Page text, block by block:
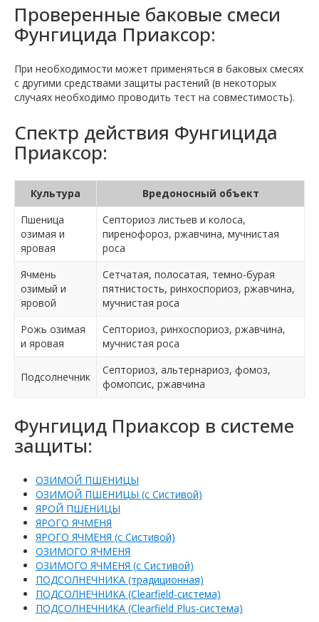
Проверенные баковые смеси
Фунгицида Приаксор:
При необходимости может применяться в баковых смесях
с другими средствами защиты растений (в некоторых
случаях необходимо проводить тест на совместимость).
Спектр действия Фунгицида
Приаксор:
Культура
Вредоносный объект
Пшеница
озимая и
яровая
Септориоз листьев и колоса,
пиренофороз, ржавчина, мучнистая
роса
Ячмень
озимый и
яровой
Сетчатая, полосатая, темно-бурая
пятнистость, ринхоспориоз, ржавчина,
мучнистая роса
Рожь озимая
и яровая
Септориоз, ринхоспориоз, ржавчина,
мучнистая роса
Подсолнечник
Септориоз, альтернариоз, фомоз,
фомопсис, ржавчина
Фунгицид Приаксор в системе
защиты:
ОЗИМОЙ ПШЕНИЦЫ
ОЗИМОЙ ПШЕНИЦЫ (с Систивой)
ЯРОЙ ПШЕНИЦЫ
ЯРОГО ЯЧМЕНЯ
ЯРОГО ЯЧМЕНЯ (с Систивой)
ОЗИМОГО ЯЧМЕНЯ
ОЗИМОГО ЯЧМЕНЯ (с Систивой)
ПОДСОЛНЕЧНИКА (традиционная)
ПОДСОЛНЕЧНИКА (Clearfield-cистема)
ПОДСОЛНЕЧНИКА (Clearfield Plus-cистема)